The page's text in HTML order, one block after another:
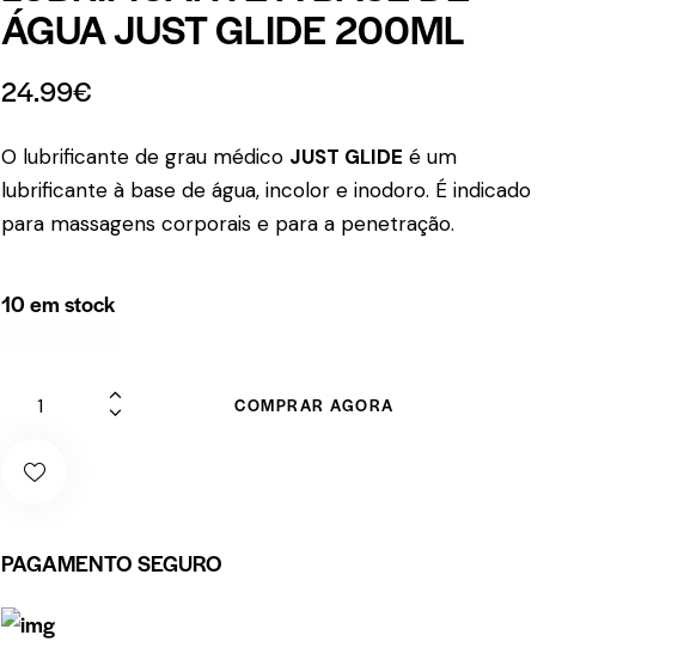
ÁGUA JUST GLIDE 200ML
24.99€
O lubrificante de grau médico JUST GLIDE é um
lubrificante à base de água, incolor e inodoro. É indicado
para massagens corporais e para a penetração.
10 em stock
COMPRAR AGORA
PAGAMENTO SEGURO